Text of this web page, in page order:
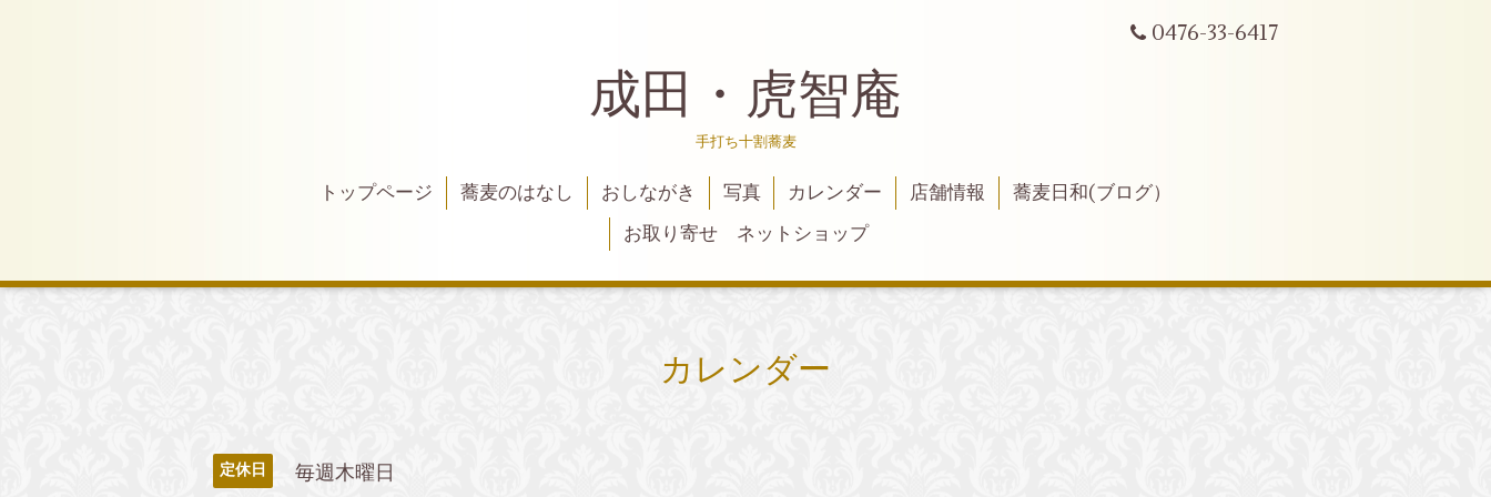
0476-33-6417
成田・虎智庵
手打ち十割蕎麦
トップページ 蕎麦のはなし おしながき 写真 カレンダー 店舗情報
蕎麦日和(ブログ）
お取り寄せ ネットショップ
カレンダー
定休日 毎週木曜日